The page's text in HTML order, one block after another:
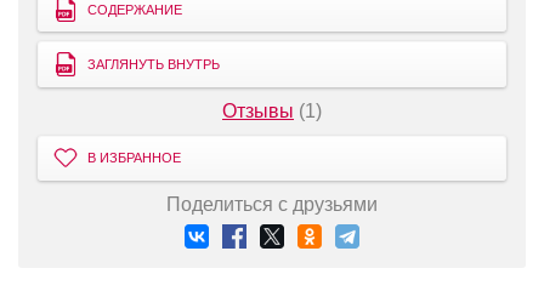
СОДЕРЖАНИЕ
ЗАГЛЯНУТЬ ВНУТРЬ
Отзывы (1)
В ИЗБРАННОЕ
Поделиться с друзьями